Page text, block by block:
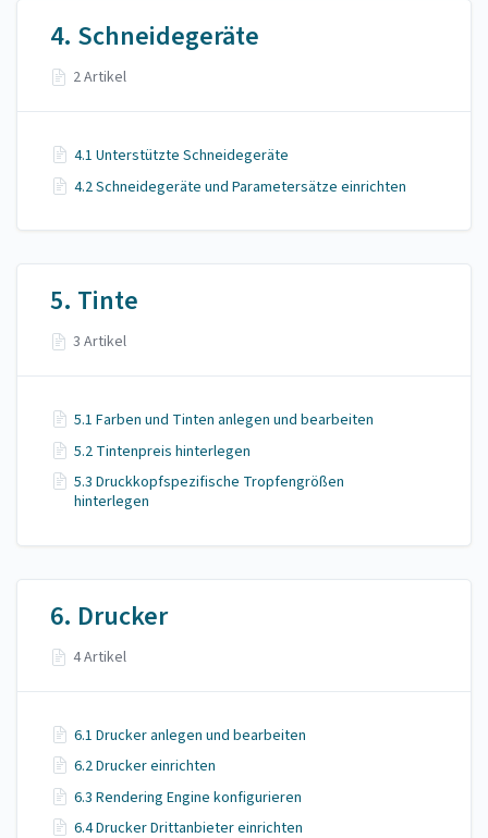
4. Schneidegeräte
2 Artikel
4.1 Unterstützte Schneidegeräte
4.2 Schneidegeräte und Parametersätze einrichten
5. Tinte
3 Artikel
5.1 Farben und Tinten anlegen und bearbeiten
5.2 Tintenpreis hinterlegen
5.3 Druckkopfspezifische Tropfengrößen
hinterlegen
6. Drucker
4 Artikel
6.1 Drucker anlegen und bearbeiten
6.2 Drucker einrichten
6.3 Rendering Engine konfigurieren
6.4 Drucker Drittanbieter einrichten